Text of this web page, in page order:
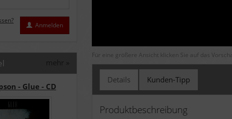
Anmelden
- Glue - CD
Für eine größere Ansicht klicken Sie auf das
Details Kunden-Tipp
Produktbeschreibung